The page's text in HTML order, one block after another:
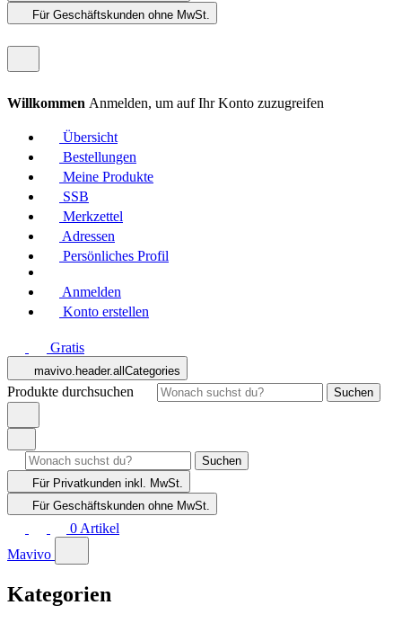
Für Geschäftskunden ohne MwSt.
Willkommen Anmelden, um auf Ihr Konto zuzugreifen
Übersicht
Bestellungen
Meine Produkte
SSB
Merkzettel
Adressen
Persönliches Profil
Anmelden
Konto erstellen
Gratis
mavivo.header.allCategories
Produkte durchsuchen Suchen
Suchen
Für Privatkunden inkl. MwSt.
Für Geschäftskunden ohne MwSt.
0 Artikel
Mavivo
Kategorien